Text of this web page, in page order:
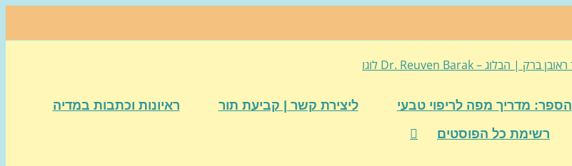
הספר: מדריך מפה לריפוי טבעי ליצירת קשר | קביעת תור
ראיונות וכתבות במדיה
רשימת כל הפוסטים